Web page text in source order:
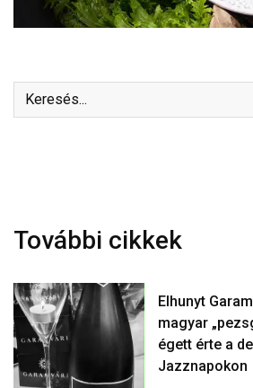
További cikkek
Elhunyt
magyar
égett érte a
Jazznapokon